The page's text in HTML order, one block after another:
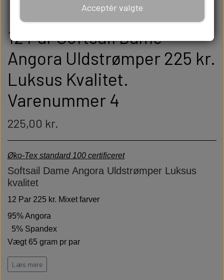
12 Par Softsail Dame
Angora Uldstrømper 225 kr.
Luksus Kvalitet.
Varenummer 4
225,00 kr.
Øko-Tex standard 100 certificeret
Softsail Dame Angora Uldstrømper Luksus
kvalitet
12 Par 225 kr. Mixet farver
95% Angora
5% Spandex
Vægt 65 gram pr par
Hold varmen på de kolde dage
Læs mere
Acceptér valgte